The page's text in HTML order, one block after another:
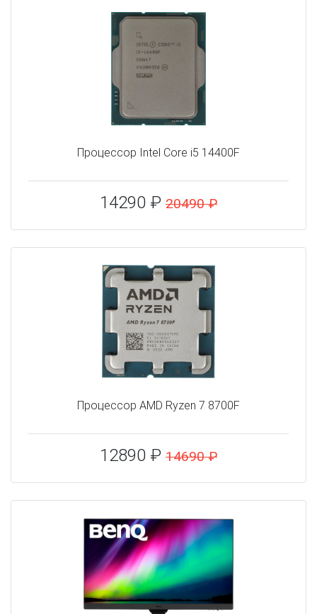
Процессор Intel Core i5 14400F
14290 ₽ 20490 ₽
Процессор AMD Ryzen 7 8700F
12890 ₽ 14690 ₽